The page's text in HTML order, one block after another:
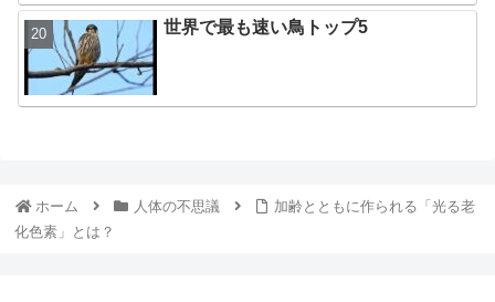
世界で最も速い鳥トップ5
ホーム 人体の不思議
加齢とともに作られる「光る老
化色素」とは？